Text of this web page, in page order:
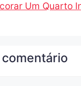
Um Quarto